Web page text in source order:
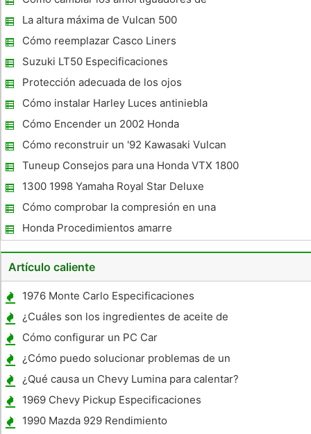
en solitario. Al igual que las máquinas más modernas , el
sistema eléctrico d
choque motocicleta
La altura máxima de Vulcan 500
Cómo reemplazar Casco Liners
Suzuki LT50 Especificaciones
Protección adecuada de los ojos
Cómo instalar Harley Luces antiniebla
Cómo Encender un 2002 Honda
Metropolitan
Cómo reconstruir un '92 Kawasaki Vulcan
500 Carburador
Tuneup Consejos para una Honda VTX 1800
1300 1998 Yamaha Royal Star Deluxe
Especificaciones
Cómo comprobar la compresión en una
CR80
Honda Procedimientos amarre
Artículo caliente
1976 Monte Carlo Especificaciones
¿Cuáles son los ingredientes de aceite de
motor?
Cómo configurar un PC Car
¿Cómo puedo solucionar problemas de un
John Deere 750C Bulldozer?
¿Qué causa un Chevy Lumina para calentar?
1969 Chevy Pickup Especificaciones
1990 Mazda 929 Rendimiento